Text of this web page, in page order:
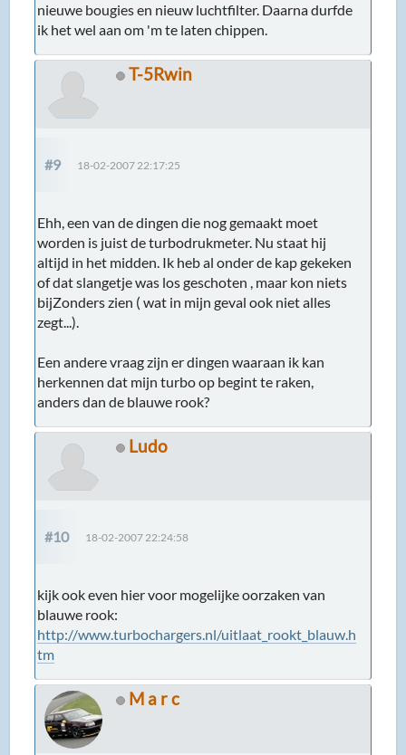
nieuwe bougies en nieuw luchtfilter. Daarna durfde
ik het wel aan om 'm te laten chippen.
T-5Rwin
#9 18-02-2007 22:17:25
Ehh, een van de dingen die nog gemaakt moet
worden is juist de turbodrukmeter. Nu staat hij
altijd in het midden. Ik heb al onder de kap gekeken
of dat slangetje was los geschoten , maar kon niets
bijZonders zien ( wat in mijn geval ook niet alles
zegt...).
Een andere vraag zijn er dingen waaraan ik kan
herkennen dat mijn turbo op begint te raken,
anders dan de blauwe rook?
Ludo
#10 18-02-2007 22:24:58
kijk ook even hier voor mogelijke oorzaken van
blauwe rook:
http://www.turbochargers.nl/uitlaat_rookt_blauw.h
tm
M a r c